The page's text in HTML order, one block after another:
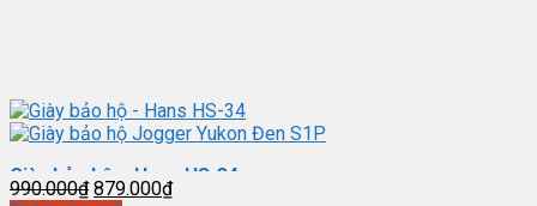
Giày bảo hộ – Hans HS-34
990.000₫ Giá
879.000₫Giá